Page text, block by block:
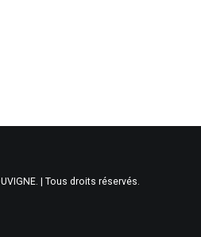
| Tous droits réservés.